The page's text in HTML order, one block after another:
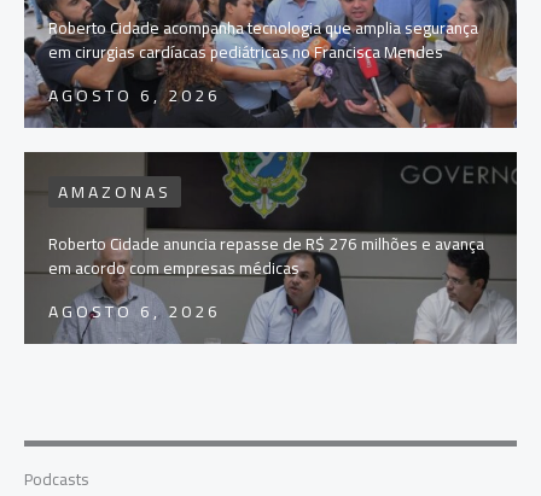
Roberto Cidade acompanha tecnologia que amplia segurança
em cirurgias cardíacas pediátricas no Francisca Mendes
AGOSTO 6, 2026
AMAZONAS
Roberto Cidade anuncia repasse de R$ 276 milhões e avança
em acordo com empresas médicas
AGOSTO 6, 2026
Podcasts